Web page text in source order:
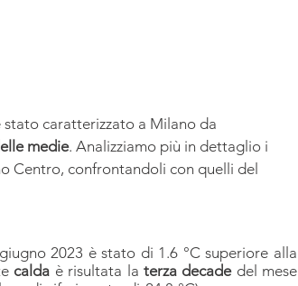
caratterizzato a Milano da
medie. Analizziamo più in dettaglio i
Centro, confrontandoli con quelli del
2023 è stato di 1.6 °C superiore alla
calda è risultata la terza decade del mese